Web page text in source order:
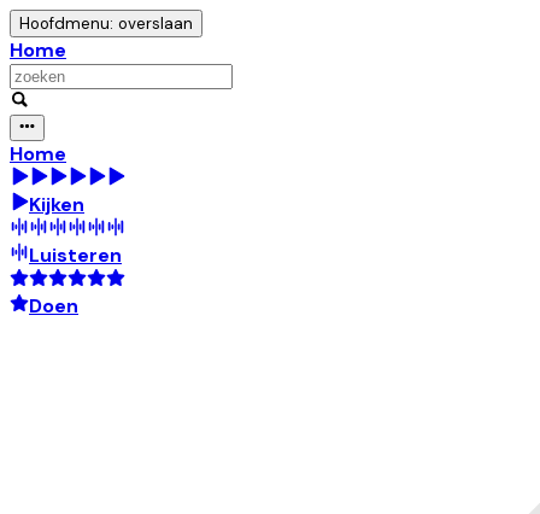
Hoofdmenu: overslaan
Home
Home
Kijken
Luisteren
Doen